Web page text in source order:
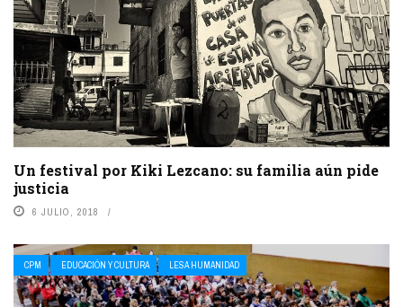
Un festival por Kiki Lezcano: su familia aún pide
justicia
6 JULIO, 2018
CPM EDUCACIÓN Y CULTURA LESA HUMANIDAD